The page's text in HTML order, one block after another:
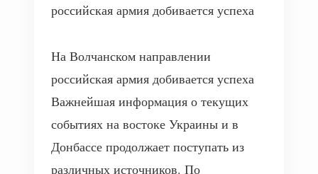
На Волчанском направлении
российская армия добивается успеха
Важнейшая информация о текущих
событиях на востоке Украины и в
Донбассе продолжает поступать из
различных источников. По